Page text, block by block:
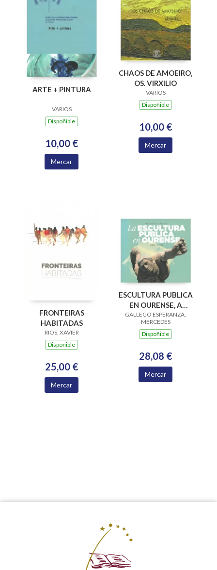
ARTE + PINTURA
VARIOS
Dispoñible
10,00 €
Mercar
CHAOS DE AMOEIRO,
OS. VIRXILIO
VARIOS
Dispoñible
10,00 €
Mercar
FRONTEIRAS
HABITADAS
RIOS, XAVIER
Dispoñible
25,00 €
Mercar
ESCULTURA PUBLICA
EN OURENSE, A
(1887-2022)
GALLEGO ESPERANZA,
MERCEDES
Dispoñible
28,08 €
Mercar